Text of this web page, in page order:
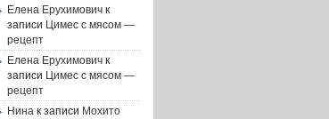
Елена Ерухимович к
записи Цимес с мясом —
рецепт
Елена Ерухимович к
записи Цимес с мясом —
рецепт
Нина к записи Мохито